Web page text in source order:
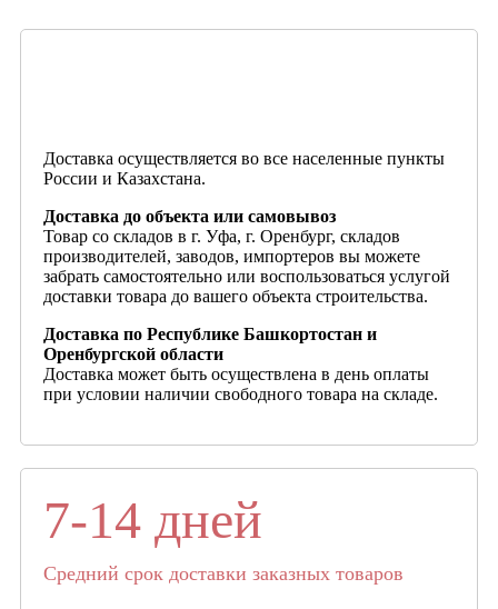
Доставка осуществляется во все населенные пункты
России и Казахстана.
Доставка до объекта или самовывоз
Товар со складов в г. Уфа, г. Оренбург, складов
производителей, заводов, импортеров вы можете
забрать самостоятельно или воспользоваться услугой
доставки товара до вашего объекта строительства.
Доставка по Республике Башкортостан и
Оренбургской области
Доставка может быть осуществлена в день оплаты
при условии наличии свободного товара на складе.
7-14 дней
Средний срок доставки заказных товаров